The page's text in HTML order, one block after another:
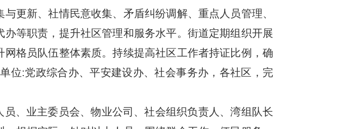
更新、社情民意收集、矛盾纠纷调解、重点人员管理、
等职责，提升社区管理和服务水平。街道定期组织开展
格员队伍整体素质。持续提高社区工作者持证比例，确
位:党政综合办、平安建设办、社会事务办，各社区，完
、业主委员会、物业公司、社会组织负责人、湾组队长